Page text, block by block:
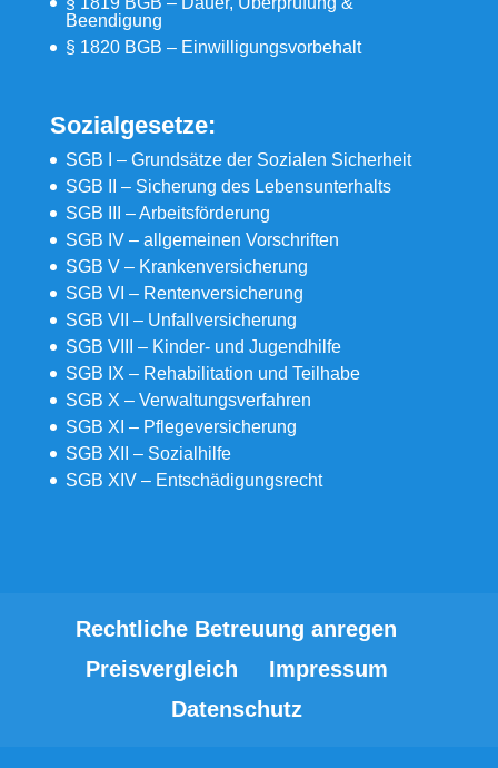
Beendigung
§ 1820 BGB – Einwilligungsvorbehalt
Sozialgesetze:
SGB I – Grundsätze der Sozialen Sicherheit
SGB II – Sicherung des Lebensunterhalts
SGB III – Arbeitsförderung
SGB IV – allgemeinen Vorschriften
SGB V – Krankenversicherung
SGB VI – Rentenversicherung
SGB VII – Unfallversicherung
SGB VIII – Kinder- und Jugendhilfe
SGB IX – Rehabilitation und Teilhabe
SGB X – Verwaltungsverfahren
SGB XI – Pflegeversicherung
SGB XII – Sozialhilfe
SGB XIV – Entschädigungsrecht
Rechtliche Betreuung anregen
Preisvergleich
Impressum
Datenschutz